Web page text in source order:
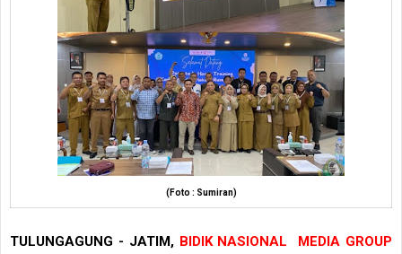
(Foto : Sumiran)
TULUNGAGUNG - JATIM, BIDIK NASIONAL MEDIA GROUP